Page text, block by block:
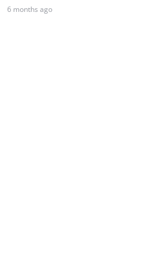
6 months ago